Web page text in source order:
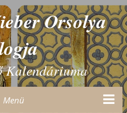
Orsolya
Kalendáriuma
Menü